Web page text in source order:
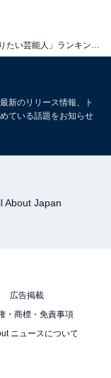
新のリリース情報、ト
ている話題をお知らせ
About Japan
広告掲載
・商標・免責事項
ニュースについて